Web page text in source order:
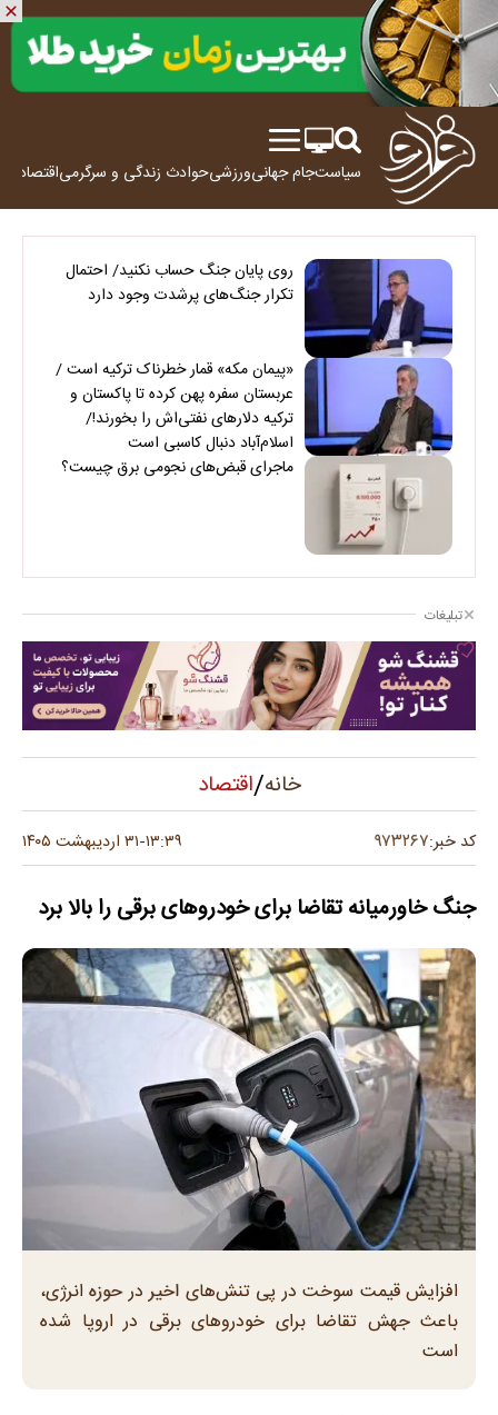
سیاستجام جهانیورزشیحوادث زندگی و سرگرمیاقتصاد
روی پایان جنگ حساب نکنید/ احتمال
تکرار جنگ‌های پرشدت وجود دارد
«پیمان مکه» قمار خطرناک ترکیه است /
عربستان سفره پهن کرده تا پاکستان و
ترکیه دلارهای نفتی‌اش را بخورند!/
اسلام‌آباد دنبال کاسبی است
ماجرای قبض‌های نجومی برق چیست؟
تبلیغات
خانه/اقتصاد
کد خبر:۹۷۳۲۶۷ ۱۳:۳۹-۳۱ اردیبهشت ۱۴۰۵
جنگ خاورمیانه تقاضا برای خودروهای برقی را بالا برد
افزایش قیمت سوخت در پی تنش‌های اخیر در حوزه انرژی،
باعث جهش تقاضا برای خودروهای برقی در اروپا شده
است